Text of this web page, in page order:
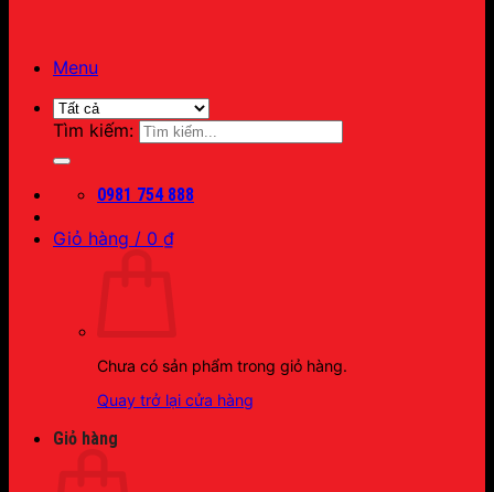
Menu
Tìm kiếm:
0981 754 888
Giỏ hàng / 0 ₫
Chưa có sản phẩm trong giỏ hàng.
Quay trở lại cửa hàng
Giỏ hàng